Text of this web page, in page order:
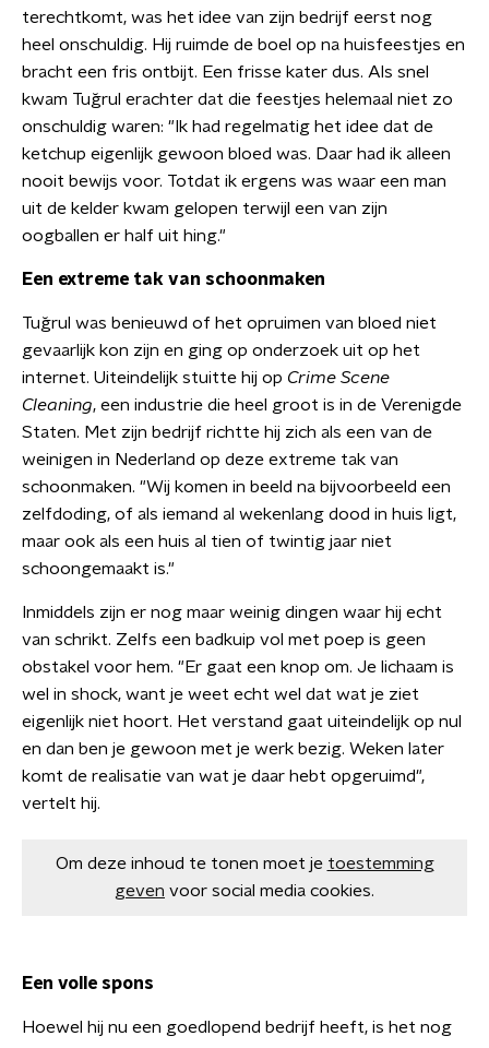
terechtkomt, was het idee van zijn bedrijf eerst nog
heel onschuldig. Hij ruimde de boel op na huisfeestjes en
bracht een fris ontbijt. Een frisse kater dus. Als snel
kwam Tuğrul erachter dat die feestjes helemaal niet zo
onschuldig waren: "Ik had regelmatig het idee dat de
ketchup eigenlijk gewoon bloed was. Daar had ik alleen
nooit bewijs voor. Totdat ik ergens was waar een man
uit de kelder kwam gelopen terwijl een van zijn
oogballen er half uit hing."
Een extreme tak van schoonmaken
Tuğrul was benieuwd of het opruimen van bloed niet
gevaarlijk kon zijn en ging op onderzoek uit op het
internet. Uiteindelijk stuitte hij op Crime Scene
Cleaning, een industrie die heel groot is in de Verenigde
Staten. Met zijn bedrijf richtte hij zich als een van de
weinigen in Nederland op deze extreme tak van
schoonmaken. "Wij komen in beeld na bijvoorbeeld een
zelfdoding, of als iemand al wekenlang dood in huis ligt,
maar ook als een huis al tien of twintig jaar niet
schoongemaakt is."
Inmiddels zijn er nog maar weinig dingen waar hij echt
van schrikt. Zelfs een badkuip vol met poep is geen
obstakel voor hem. "Er gaat een knop om. Je lichaam is
wel in shock, want je weet echt wel dat wat je ziet
eigenlijk niet hoort. Het verstand gaat uiteindelijk op nul
en dan ben je gewoon met je werk bezig. Weken later
komt de realisatie van wat je daar hebt opgeruimd",
vertelt hij.
Om deze inhoud te tonen moet je toestemming
geven voor social media cookies.
Een volle spons
Hoewel hij nu een goedlopend bedrijf heeft, is het nog